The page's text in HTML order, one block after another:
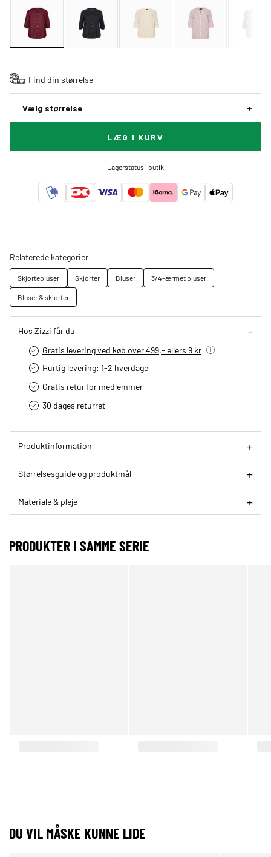
Find din størrelse
Vælg størrelse
LÆG I KURV
Lagerstatus i butik
Relaterede kategorier
Skjortebluser Skjorter Bluser
3/4-ærmet bluser
Bluser & skjorter
Hos Zizzi får du
Gratis levering ved køb over 499,- ellers 9 kr
Hurtig levering­: 1-2 hverdage
Gratis retur for medlemmer
30 dages returret
Produktinformation
Størrelsesguide og produktmål
Materiale & pleje
PRODUKTER I SAMME SERIE
DU VIL MÅSKE KUNNE LIDE